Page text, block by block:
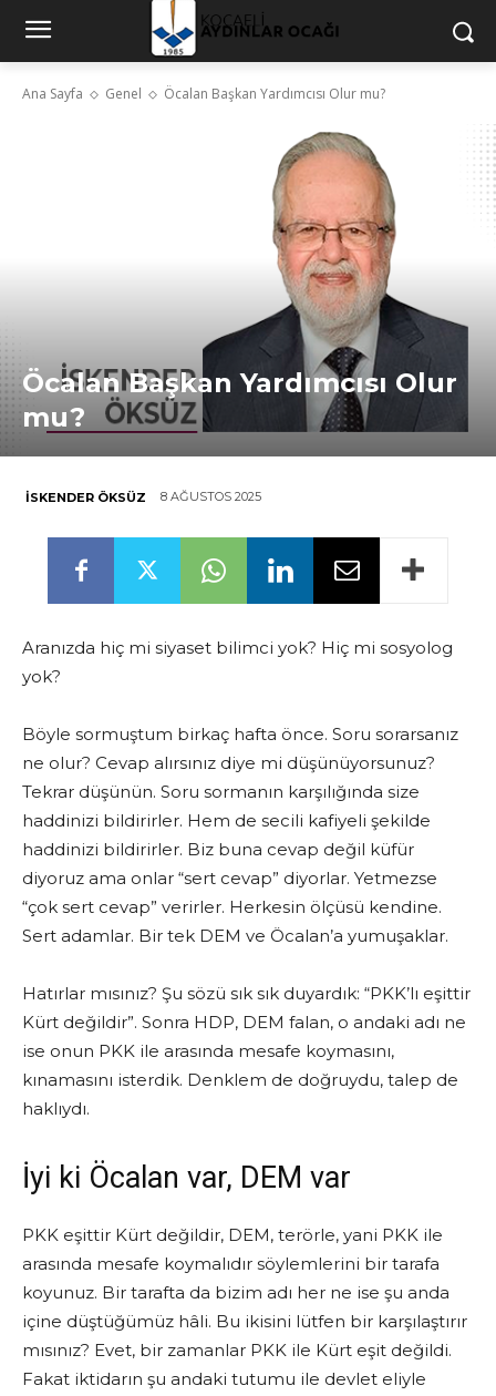
Ana Sayfa Genel Öcalan Başkan Yardımcısı Olur mu?
Öcalan Başkan Yardımcısı Olur
mu?
İSKENDER ÖKSÜZ 8 AĞUSTOS 2025
Aranızda hiç mi siyaset bilimci yok? Hiç mi sosyolog
yok?
Böyle sormuştum birkaç hafta önce. Soru sorarsanız
ne olur? Cevap alırsınız diye mi düşünüyorsunuz?
Tekrar düşünün. Soru sormanın karşılığında size
haddinizi bildirirler. Hem de secili kafiyeli şekilde
haddinizi bildirirler. Biz buna cevap değil küfür
diyoruz ama onlar “sert cevap” diyorlar. Yetmezse
“çok sert cevap” verirler. Herkesin ölçüsü kendine.
Sert adamlar. Bir tek DEM ve Öcalan’a yumuşaklar.
Hatırlar mısınız? Şu sözü sık sık duyardık: “PKK’lı eşittir
Kürt değildir”. Sonra HDP, DEM falan, o andaki adı ne
ise onun PKK ile arasında mesafe koymasını,
kınamasını isterdik. Denklem de doğruydu, talep de
haklıydı.
İyi ki Öcalan var, DEM var
PKK eşittir Kürt değildir, DEM, terörle, yani PKK ile
arasında mesafe koymalıdır söylemlerini bir tarafa
koyunuz. Bir tarafta da bizim adı her ne ise şu anda
içine düştüğümüz hâli. Bu ikisini lütfen bir karşılaştırır
mısınız? Evet, bir zamanlar PKK ile Kürt eşit değildi.
Fakat iktidarın şu andaki tutumu ile devlet eliyle